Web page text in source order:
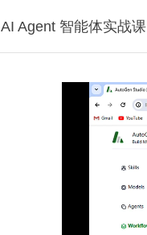
AI Agent 智能体实战课